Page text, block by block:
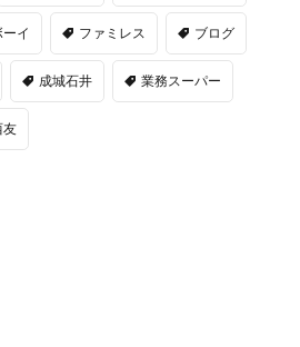
イ ファミレス ブログ
成城石井 業務スーパー
友